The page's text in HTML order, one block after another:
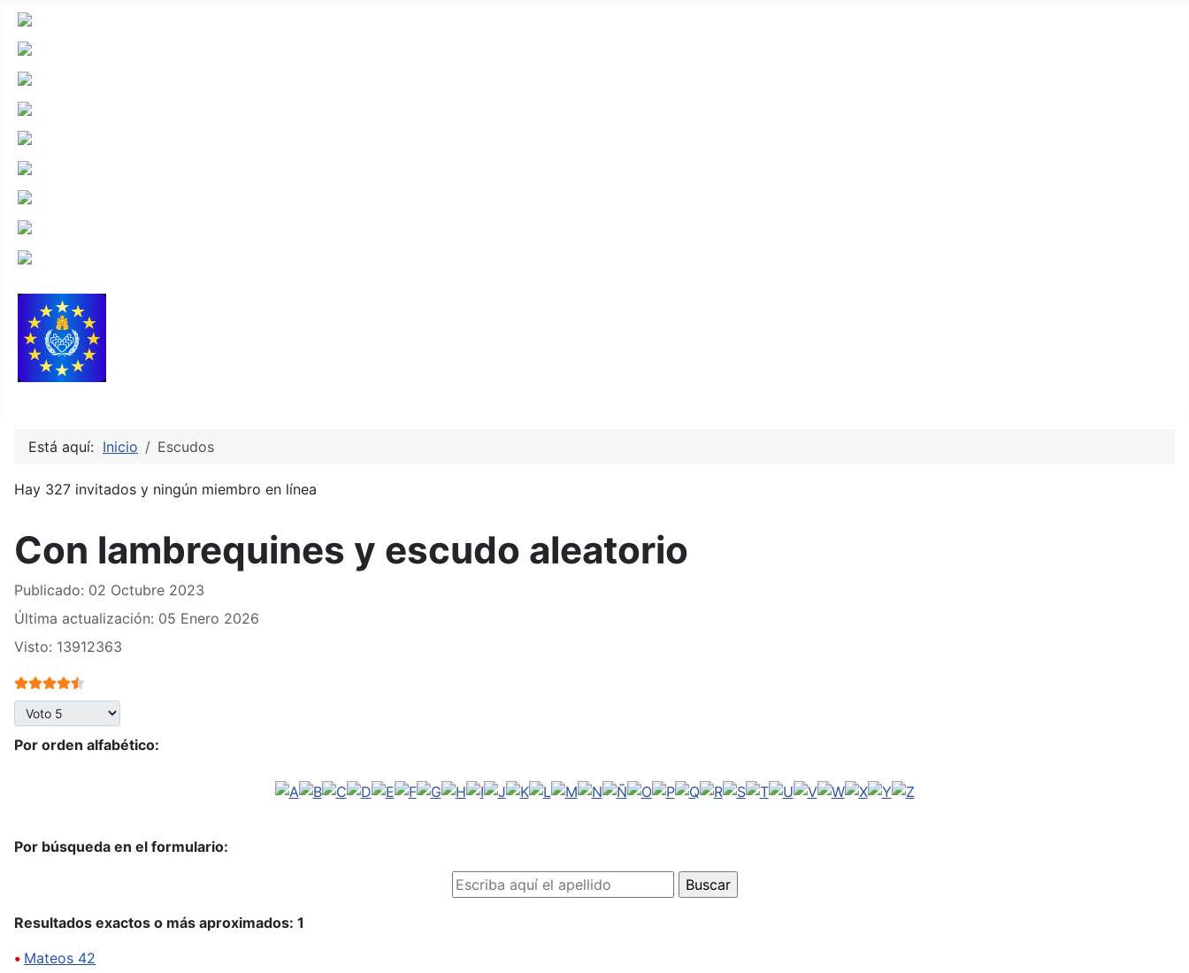
Está aquí: Inicio Escudos
Hay 327 invitados y ningún miembro en línea
Con lambrequines y escudo aleatorio
Publicado: 02 Octubre 2023
Última actualización: 05 Enero 2026
Visto: 13912363
Ratio:4.5/
Por favor, vote
Por orden alfabético:
Por búsqueda en el formulario:
Resultados exactos o más aproximados: 1
• Mateos 42